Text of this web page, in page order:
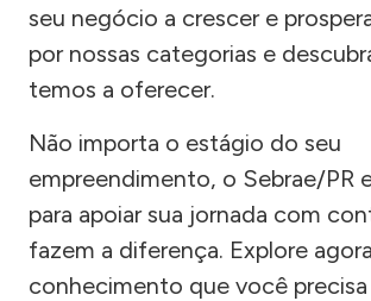
seu negócio a crescer e
por nossas categorias e
temos a oferecer.
Não importa o estágio do seu
empreendimento, o Sebrae/PR
para apoiar sua jornada com
fazem a diferença. Explore
conhecimento que você precisa